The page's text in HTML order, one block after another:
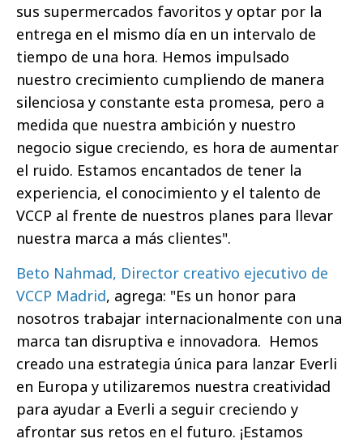
sus supermercados favoritos y optar por la
entrega en el mismo día en un intervalo de
tiempo de una hora. Hemos impulsado
nuestro crecimiento cumpliendo de manera
silenciosa y constante esta promesa, pero a
medida que nuestra ambición y nuestro
negocio sigue creciendo, es hora de aumentar
el ruido. Estamos encantados de tener la
experiencia, el conocimiento y el talento de
VCCP al frente de nuestros planes para llevar
nuestra marca a más clientes".
Beto Nahmad, Director creativo ejecutivo de
VCCP Madrid, agrega: "Es un honor para
nosotros trabajar internacionalmente con una
marca tan disruptiva e innovadora. Hemos
creado una estrategia única para lanzar Everli
en Europa y utilizaremos nuestra creatividad
para ayudar a Everli a seguir creciendo y
afrontar sus retos en el futuro. ¡Estamos